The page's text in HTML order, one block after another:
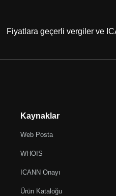
Fiyatlara geçerli vergiler ve
Kaynaklar
Web Posta
WHOIS
ICANN Onayı
Ürün Kataloğu